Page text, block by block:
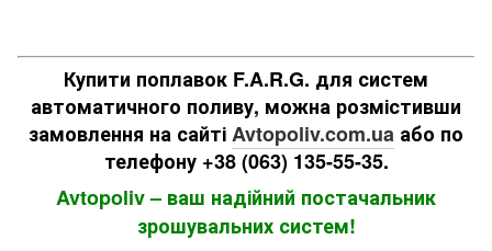
Купити поплавок F.A.R.G. для систем
автоматичного поливу, можна розмістивши
замовлення на сайтіAvtopoliv.com.ua або по
телефону +38 (063) 135-55-35.
Avtopoliv – ваш надійний постачальник
зрошувальних систем!